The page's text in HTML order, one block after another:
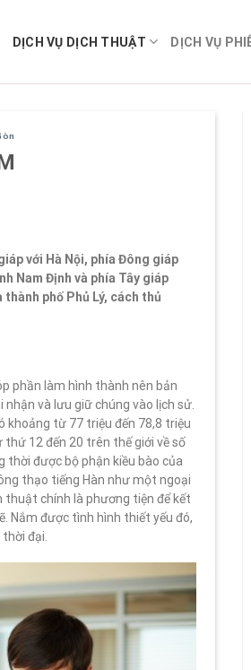
DỊCH VỤ DỊCH THUẬT DỊCH VỤ
với Hà Nội, phía Đông giáp
Nam Định và phía Tây giáp
phố Phủ Lý, cách thủ
phần làm hình thành nên bản
và lưu giữ chúng vào lịch sử.
khoảng từ 77 triệu đến 78,8 triệu
12 đến 20 trên thế giới về số
thời được bộ phận kiều bào của
thạo tiếng Hàn như một ngoại
thuật chính là phương tiện để kết
Nắm được tình hình thiết yếu đó,
đại.